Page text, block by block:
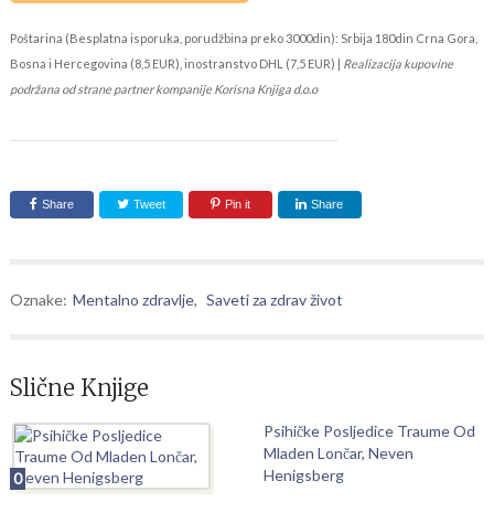
Poštarina (Besplatna isporuka, porudžbina preko 3000din): Srbija 180din Crna Gora,
Bosna i Hercegovina (8,5 EUR), inostranstvo DHL (7,5 EUR) | Realizacija kupovine
podržana od strane partner kompanije Korisna Knjiga d.o.o
Share Tweet Pin it Share
Oznake: Mentalno zdravlje, Saveti za zdrav život
Slične Knjige
0
Psihičke Posljedice Traume Od
Mladen Lončar, Neven
Henigsberg